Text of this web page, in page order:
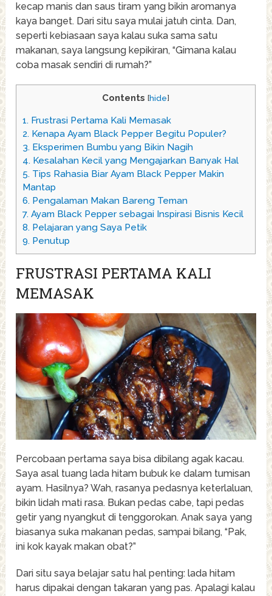
kecap manis dan saus tiram yang bikin aromanya
kaya banget. Dari situ saya mulai jatuh cinta. Dan,
seperti kebiasaan saya kalau suka sama satu
makanan, saya langsung kepikiran, “Gimana kalau
coba masak sendiri di rumah?”
Contents [hide]
1. Frustrasi Pertama Kali Memasak
2. Kenapa Ayam Black Pepper Begitu Populer?
3. Eksperimen Bumbu yang Bikin Nagih
4. Kesalahan Kecil yang Mengajarkan Banyak Hal
5. Tips Rahasia Biar Ayam Black Pepper Makin
Mantap
6. Pengalaman Makan Bareng Teman
7. Ayam Black Pepper sebagai Inspirasi Bisnis Kecil
8. Pelajaran yang Saya Petik
9. Penutup
FRUSTRASI PERTAMA KALI
MEMASAK
Percobaan pertama saya bisa dibilang agak kacau.
Saya asal tuang lada hitam bubuk ke dalam tumisan
ayam. Hasilnya? Wah, rasanya pedasnya keterlaluan,
bikin lidah mati rasa. Bukan pedas cabe, tapi pedas
getir yang nyangkut di tenggorokan. Anak saya yang
biasanya suka makanan pedas, sampai bilang, “Pak,
ini kok kayak makan obat?”
Dari situ saya belajar satu hal penting: lada hitam
harus dipakai dengan takaran yang pas. Apalagi kalau